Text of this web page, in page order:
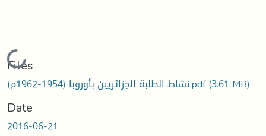
Loading...
Files
نشاط الطلبة الجزائريين بأوروبا (1954-1962م).pdf(3.61 MB)
Date
2016-06-21